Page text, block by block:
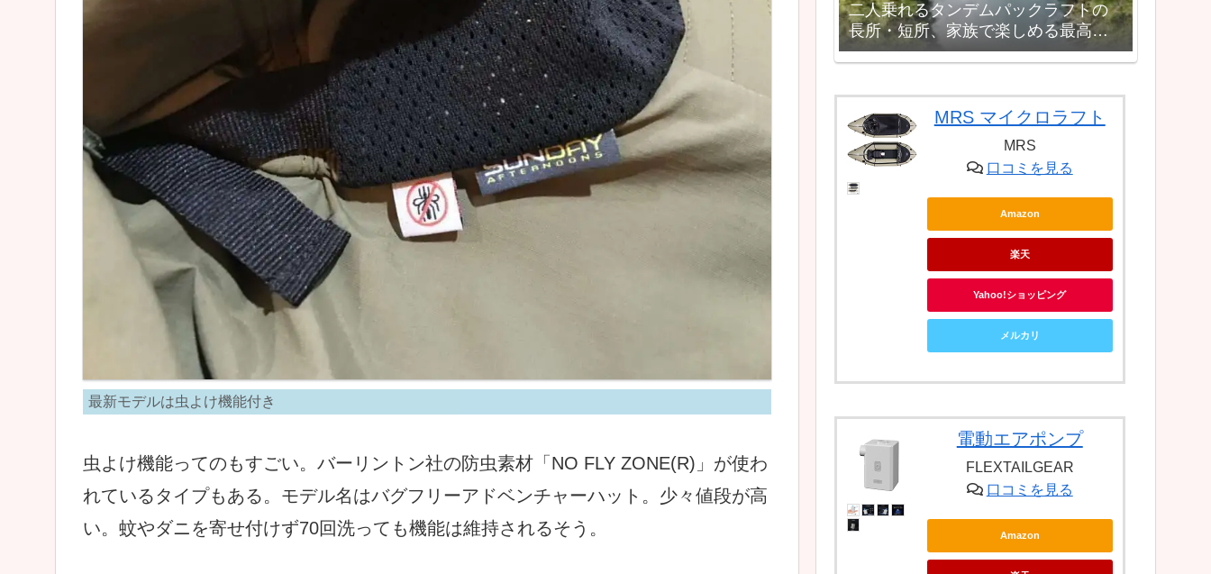
最新モデルは虫よけ機能付き
虫よけ機能ってのもすごい。バーリントン社の防虫素材「NO FLY ZONE(R)」が使わ
れているタイプもある。モデル名はバグフリーアドベンチャーハット。少々値段が高
い。蚊やダニを寄せ付けず70回洗っても機能は維持されるそう。
二人乗れるタンデムパックラフトの
長所・短所、家族で楽しめる最高の
船
MRS マイクロラフト
MRS
口コミを見る
Amazon
楽天
Yahoo!ショッピング
メルカリ
電動エアポンプ
FLEXTAILGEAR
口コミを見る
Amazon